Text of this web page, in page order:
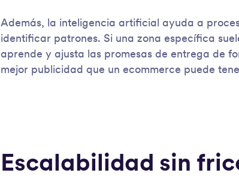
Además, la inteligencia artificial ayuda a
identificar patrones. Si una zona específica
aprende y ajusta las promesas de entrega de
mejor publicidad que un ecommerce puede
Escalabilidad sin